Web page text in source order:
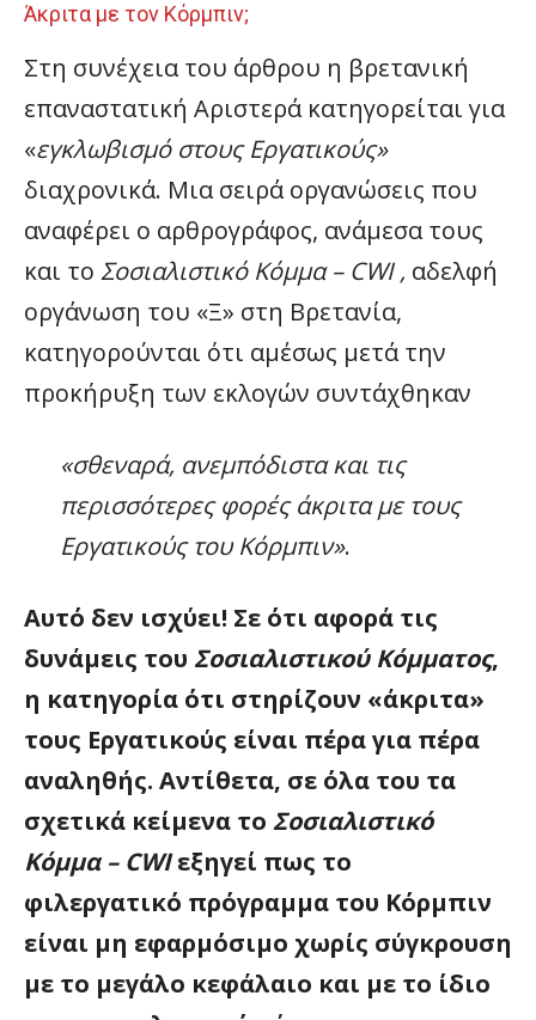
Άκριτα με τον Κόρμπιν;
Στη συνέχεια του άρθρου η βρετανική
επαναστατική Αριστερά κατηγορείται για
«εγκλωβισμό στους Εργατικούς»
διαχρονικά. Μια σειρά οργανώσεις που
αναφέρει ο αρθρογράφος, ανάμεσα τους
και το Σοσιαλιστικό Κόμμα – CWI , αδελφή
οργάνωση του «Ξ» στη Βρετανία,
κατηγορούνται ότι αμέσως μετά την
προκήρυξη των εκλογών συντάχθηκαν
«σθεναρά, ανεμπόδιστα και τις
περισσότερες φορές άκριτα με τους
Εργατικούς του Κόρμπιν».
Αυτό δεν ισχύει! Σε ότι αφορά τις
δυνάμεις του Σοσιαλιστικού Κόμματος,
η κατηγορία ότι στηρίζουν «άκριτα»
τους Εργατικούς είναι πέρα για πέρα
αναληθής. Αντίθετα, σε όλα του τα
σχετικά κείμενα το Σοσιαλιστικό
Κόμμα – CWIεξηγεί πως το
φιλεργατικό πρόγραμμα του Κόρμπιν
είναι μη εφαρμόσιμο χωρίς σύγκρουση
με το μεγάλο κεφάλαιο και με το ίδιο